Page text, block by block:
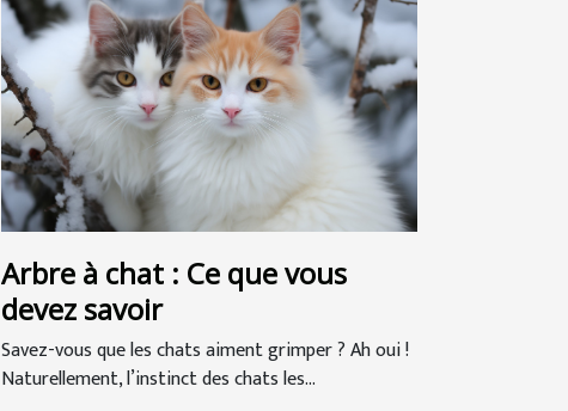
Arbre à chat : Ce que vous
devez savoir
Savez-vous que les chats aiment grimper ? Ah oui !
Naturellement, l’instinct des chats les...